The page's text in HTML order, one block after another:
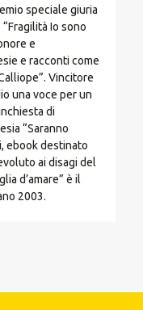
speciale giuria
Io sono
e
e racconti come
Vincitore
una voce per un
di
“Saranno
ebook destinato
ai disagi del
d’amare” è il
2003.